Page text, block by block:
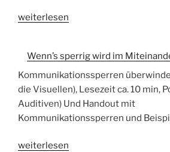
„Wertschätzung
Wie
wir
echte
Verbindungen
schaffen“
weiterlesen
Wenn’s sperrig wird im
Kommunikationssperren
die Visuellen), Lesezeit ca. 10 min,
Auditiven) Und Handout mit
Kommunikationssperren und
„Wenn’s
weiterlesen